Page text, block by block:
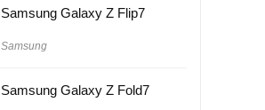
Samsung Galaxy Z Flip7
Samsung
Samsung Galaxy Z Fold7